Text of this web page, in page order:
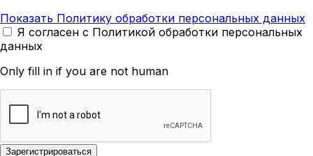
Показать Политику обработки персональных данных
Я согласен с Политикой обработки персональных
данных
Only fill in if you are not human